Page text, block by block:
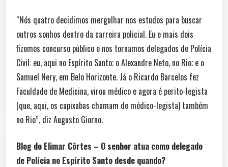
“Nós quatro decidimos mergulhar nos estudos para buscar
outros sonhos dentro da carreira policial. Eu e mais dois
fizemos concurso público e nos tornamos delegados de Polícia
Civil: eu, aqui no Espírito Santo; o Alexandre Neto, no Rio; e o
Samuel Nery, em Belo Horizonte. Já o Ricardo Barcelos fez
Faculdade de Medicina, virou médico e agora é perito-legista
(que, aqui, os capixabas chamam de médico-legista) também
no Rio”, diz Augusto Giorno.
Blog do Elimar Côrtes – O senhor atua como delegado
de Polícia no Espírito Santo desde quando?